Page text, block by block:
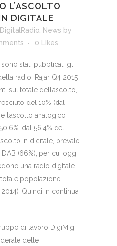
L’ASCOLTO
DIGITALE
DigitalRadio News by
0 Likes
sono stati pubblicati gli
radio: Rajar Q4 2015.
sul totale dell’ascolto,
del 10% (dal
l’ascolto analogico
dal 56,4% del
in digitale, prevale
DAB (66%), per cui oggi
una radio digitale
totale popolazione
Quindi in continua
di lavoro DigiMig,
delle